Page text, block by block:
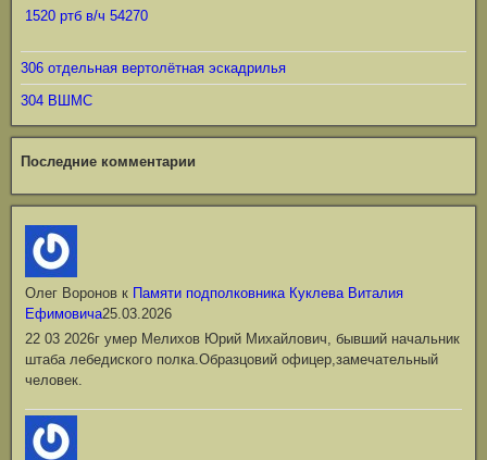
1520 ртб в/ч 54270
306 отдельная вертолётная эскадрилья
304 ВШМС
Последние комментарии
Олег Воронов к Памяти подполковника Куклева Виталия
Ефимовича25.03.2026
22 03 2026г умер Мелихов Юрий Михайлович, бывший начальник
штаба лебедиского полка.Образцовий офицер,замечательный
человек.